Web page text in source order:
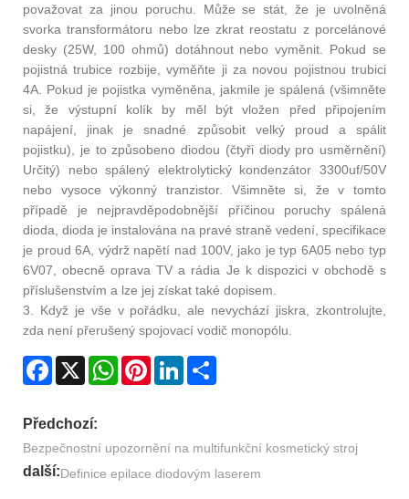
považovat za jinou poruchu. Může se stát, že je uvolněná
svorka transformátoru nebo lze zkrat reostatu z porcelánové
desky (25W, 100 ohmů) dotáhnout nebo vyměnit. Pokud se
pojistná trubice rozbije, vyměňte ji za novou pojistnou trubici
4A. Pokud je pojistka vyměněna, jakmile je spálená (všimněte
si, že výstupní kolík by měl být vložen před připojením
napájení, jinak je snadné způsobit velký proud a spálit
pojistku), je to způsobeno diodou (čtyři diody pro usměrnění)
Určitý) nebo spálený elektrolytický kondenzátor 3300uf/50V
nebo vysoce výkonný tranzistor. Všimněte si, že v tomto
případě je nejpravděpodobnější příčinou poruchy spálená
dioda, dioda je instalována na pravé straně vedení, specifikace
je proud 6A, výdrž napětí nad 100V, jako je typ 6A05 nebo typ
6V07, obecně oprava TV a rádia Je k dispozici v obchodě s
příslušenstvím a lze jej získat také dopisem.
3. Když je vše v pořádku, ale nevychází jiskra, zkontrolujte,
zda není přerušený spojovací vodič monopólu.
Facebook
X WhatsAppPinterestLinkedIn
Předchozí:
Bezpečnostní upozornění na multifunkční kosmetický stroj
další:Definice epilace diodovým laserem